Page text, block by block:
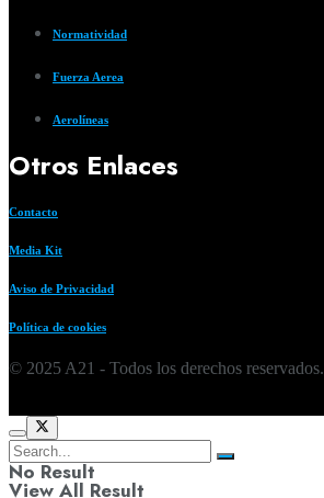
Normatividad
Fuerza Aerea
Aerolíneas
Otros Enlaces
Contacto
Media Kit
Aviso de Privacidad
Política de cookies
© 2025 A21 - Todos los derechos reservados.
No Result
View All Result